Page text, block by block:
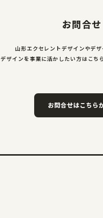
お問合せ
山形エクセレントデザインやデ
デザインを事業に活かしたい方はこち
お問合せはこちら